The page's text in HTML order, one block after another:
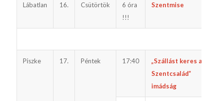
Lábatlan 16. Csütörtök
6 óra
!!!
Szentmise
Piszke 17. Péntek 17:40
„Szállást keres a
Szentcsalád”
imádság